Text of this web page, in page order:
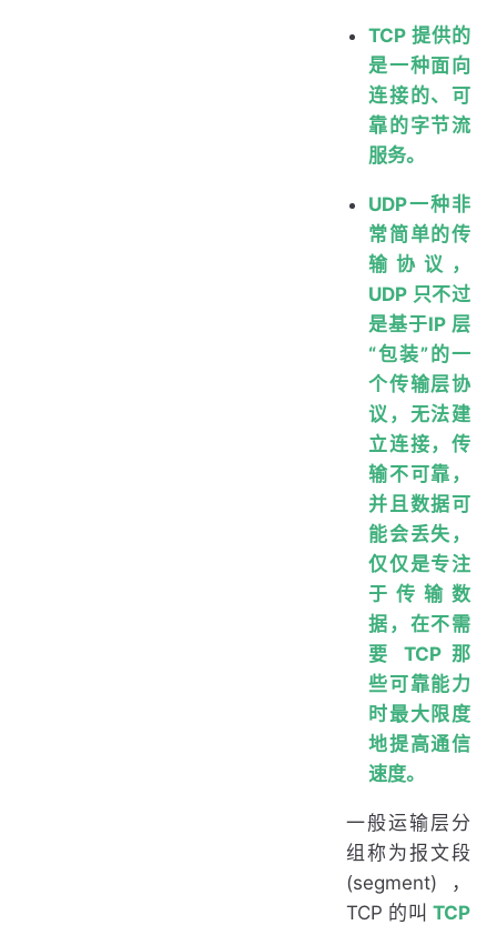
TCP 提供的
是一种面向
连接的、可
靠的字节流
服务。
UDP一种非
常简单的传
输协议，
UDP 只不过
是基于IP 层
“包装”的一
个传输层协
议，无法建
立连接，传
输不可靠，
并且数据可
能会丢失，
仅仅是专注
于传输数
据，在不需
要 TCP 那
些可靠能力
时最大限度
地提高通信
速度。
一般运输层分
组称为报文段
(segment)，
TCP 的叫 TCP